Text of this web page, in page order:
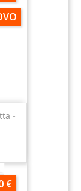
-
€